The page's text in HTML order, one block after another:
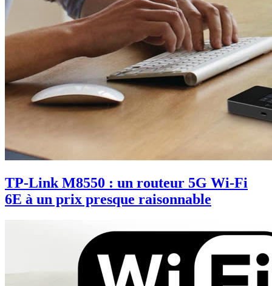
TP-Link M8550 : un routeur 5G Wi-Fi
6E à un prix presque raisonnable